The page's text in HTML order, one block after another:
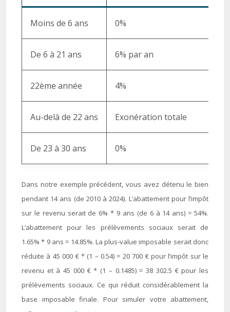
Moins de 6 ans 0%
De 6 à 21 ans 6% par an
22ème année 4%
Au-delà de 22 ans Exonération totale
De 23 à 30 ans 0%
Dans notre exemple précédent, vous avez détenu le bien
pendant 14 ans (de 2010 à 2024). L’abattement pour l’impôt
sur le revenu serait de 6% * 9 ans (de 6 à 14 ans) = 54%.
L’abattement pour les prélèvements sociaux serait de
1.65% * 9 ans = 14.85%. La plus-value imposable serait donc
réduite à 45 000 € * (1 – 0.54) = 20 700 € pour l’impôt sur le
revenu et à 45 000 € * (1 – 0.1485) = 38 302.5 € pour les
prélèvements sociaux. Ce qui réduit considérablement la
base imposable finale. Pour simuler votre abattement,